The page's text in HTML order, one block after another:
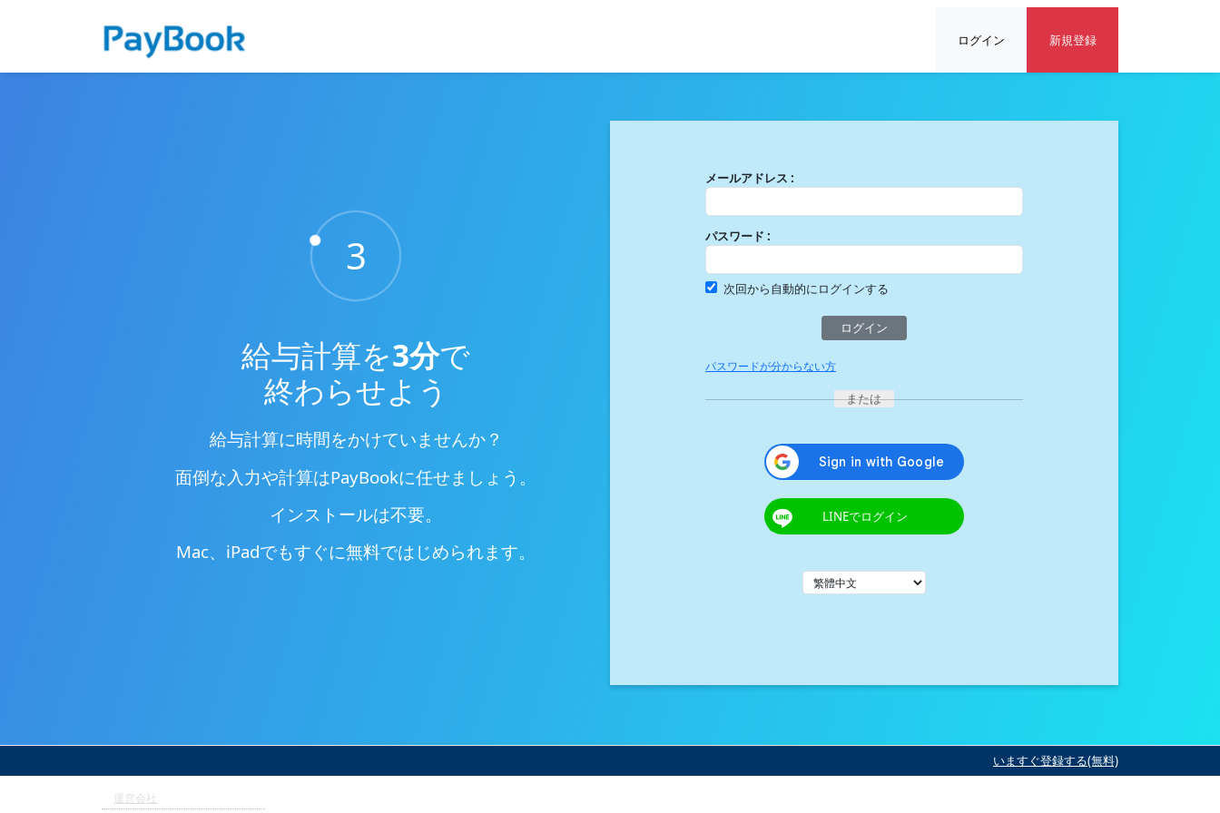
ログイン 新規登録
1
給与計算を3分で
終わらせよう
給与計算に時間をかけていませんか？
面倒な入力や計算はPayBookに任せましょう。
インストールは不要。
Mac、iPadでもすぐに無料ではじめられます。
メールアドレス :
パスワード :
次回から自動的にログインする
パスワードが分からない方
または
LINEでログイン
いますぐ登録する(無料)
運営会社